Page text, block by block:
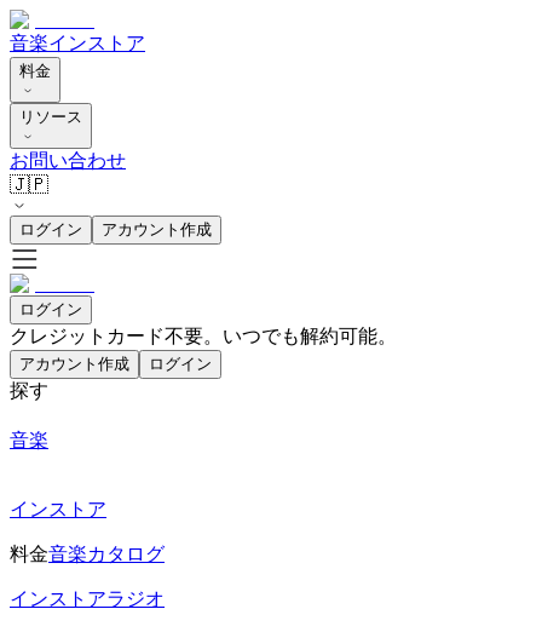
音楽インストア
料金
リソース
お問い合わせ
🇯🇵
ログイン アカウント作成
ログイン
クレジットカード不要。いつでも解約可能。
アカウント作成 ログイン
探す
音楽
インストア
料金音楽カタログ
インストアラジオ